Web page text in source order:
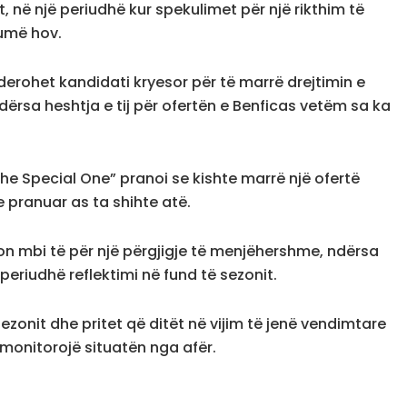
një periudhë kur spekulimet për një rikthim të
hov.
kandidati kryesor për të marrë drejtimin e
heshtja e tij për ofertën e Benficas vetëm sa ka
Special One” pranoi se kishte marrë një ofertë
pranuar as ta shihte atë.
mbi të për një përgjigje të menjëhershme, ndërsa
reflektimi në fund të sezonit.
dhe pritet që ditët në vijim të jenë vendimtare
situatën nga afër.